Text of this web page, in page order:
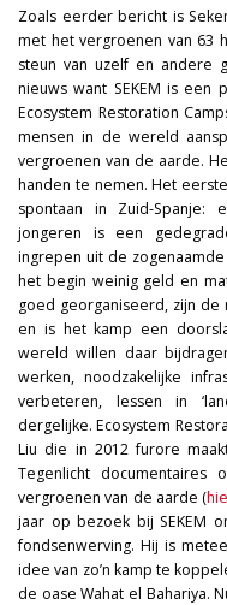
Zoals eerder bericht is
met het vergroenen van 63
steun van uzelf en andere
nieuws want SEKEM is een
Ecosystem Restoration
mensen in de wereld
vergroenen van de aarde.
handen te nemen. Het
spontaan in Zuid-Spanje:
jongeren is een
ingrepen uit de
het begin weinig geld en
goed georganiseerd, zijn
en is het kamp een
wereld willen daar
werken, noodzakelijke
verbeteren, lessen in
dergelijke. Ecosystem
Liu die in 2012 furore
Tegenlicht
vergroenen van de aarde (
jaar op bezoek bij SEKEM
fondsenwerving. Hij is
idee van zo’n kamp te
de oase Wahat el Bahariya.